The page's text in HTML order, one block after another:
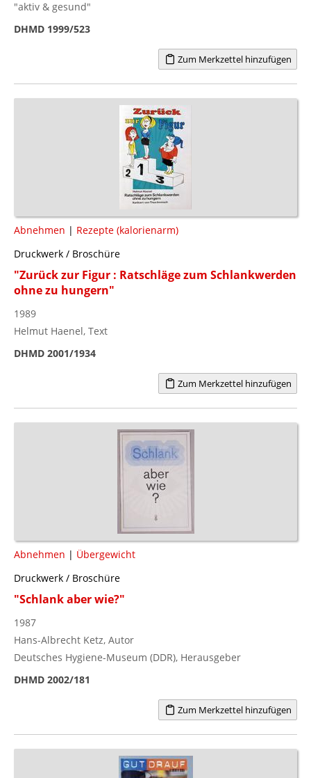
"aktiv & gesund"
DHMD 1999/523
Zum Merkzettel hinzufügen
Abnehmen | Rezepte (kalorienarm)
Druckwerk / Broschüre
"Zurück zur Figur : Ratschläge zum Schlankwerden
ohne zu hungern"
1989
Helmut Haenel, Text
DHMD 2001/1934
Zum Merkzettel hinzufügen
Abnehmen | Übergewicht
Druckwerk / Broschüre
"Schlank aber wie?"
1987
Hans-Albrecht Ketz, Autor
Deutsches Hygiene-Museum (DDR), Herausgeber
DHMD 2002/181
Zum Merkzettel hinzufügen